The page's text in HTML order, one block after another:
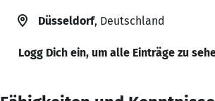
Düsseldorf, Deutschland
Logg Dich ein, um alle Einträge zu